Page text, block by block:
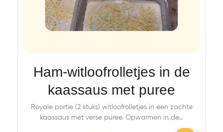
Ham-witloofrolletjes in de
kaassaus met puree
Royale portie (2 stuks) witloofrolletjes in een zachte
kaassaus met verse puree. Opwarmen in de…